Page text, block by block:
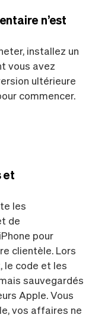
n’est
installez un
vous avez
ultérieure
commencer.
et
les
de
pour
clientèle. Lors
le code et les
sauvegardés
Apple. Vous
vos affaires ne